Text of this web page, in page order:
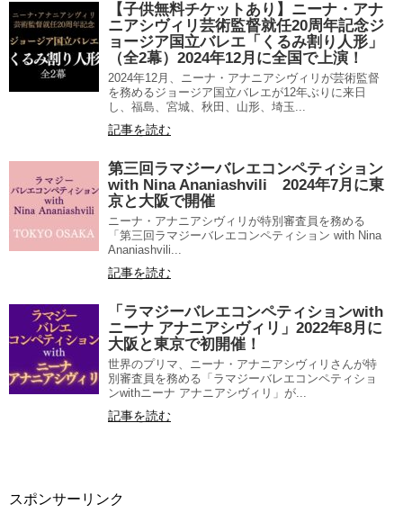
【子供無料チケットあり】ニーナ・アナ
ニアシヴィリ芸術監督就任20周年記念ジ
ョージア国立バレエ「くるみ割り人形」
（全2幕）2024年12月に全国で上演！
2024年12月、ニーナ・アナニアシヴィリが芸術監督
を務めるジョージア国立バレエが12年ぶりに来日
し、福島、宮城、秋田、山形、埼玉...
記事を読む
第三回ラマジーバレエコンペティション
with Nina Ananiashvili 2024年7月に東
京と大阪で開催
ニーナ・アナニアシヴィリが特別審査員を務める
「第三回ラマジーバレエコンペティション with Nina
Ananiashvili...
記事を読む
「ラマジーバレエコンペティションwith
ニーナ アナニアシヴィリ」2022年8月に
大阪と東京で初開催！
世界のプリマ、ニーナ・アナニアシヴィリさんが特
別審査員を務める「ラマジーバレエコンペティショ
ンwithニーナ アナニアシヴィリ」が...
記事を読む
スポンサーリンク